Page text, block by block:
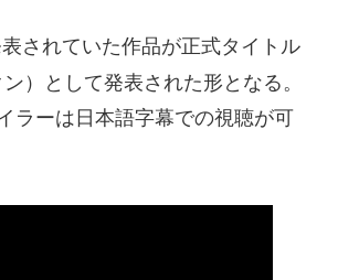
されていた作品が正式タイトル
）として発表された形となる。
ラーは日本語字幕での視聴が可